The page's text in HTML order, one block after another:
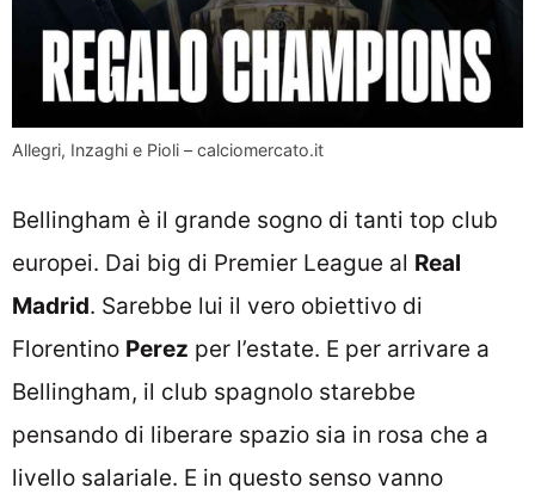
Allegri, Inzaghi e Pioli – calciomercato.it
Bellingham è il grande sogno di tanti top club
europei. Dai big di Premier League al Real
Madrid. Sarebbe lui il vero obiettivo di
Florentino Perez per l’estate. E per arrivare a
Bellingham, il club spagnolo starebbe
pensando di liberare spazio sia in rosa che a
livello salariale. E in questo senso vanno